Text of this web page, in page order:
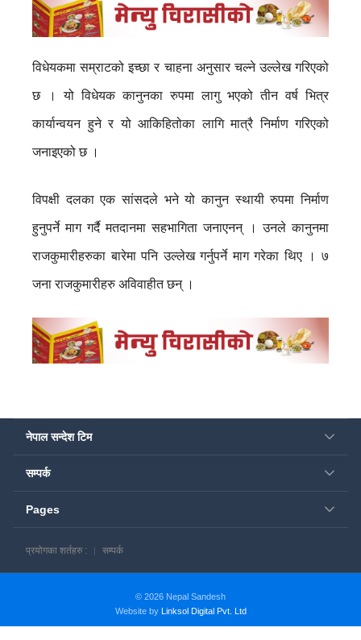
विधेयकमा सम्राटको इच्छा र चाहना अनुसार चल्ने उल्लेख गरिएको
छ । यो विधेयक कानुनका रुपमा लागु भएको तीन वर्ष भित्र
कार्यान्वयन हुने र यो आकिहितोका लागि मात्रै निर्माण गरिएको
जनाइएको छ ।
विपक्षी दलका एक सांसदले भने यो कानुन स्थायी रुपमा निर्माण
हुनुपर्ने माग गर्दै मतदानमा सहभागिता जनाएनन् । उनले कानुनमा
राजकुमारीहरुका बारेमा पनि उल्लेख गर्नुपर्ने माग गरेका थिए । ७
जना राजकुमारीहरु अविवाहीत छन् ।
नेपाल सन्देश टिम
सम्पर्क
Pages
प्रयोगका शर्तहरु : सम्पर्क
© 2026 Nepal Sandesh
Website by Linksol Digital Pvt. Ltd